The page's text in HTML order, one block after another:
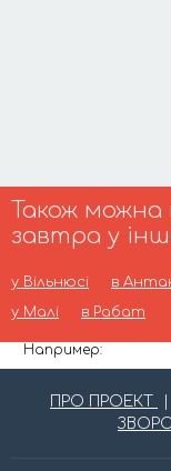
Також
завтра у
у Вільнюсі в
у Малі
в Рабат
Например:
ПРО ПРОЕКТ